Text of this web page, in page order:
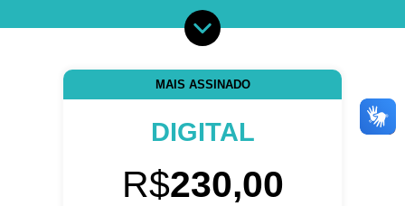
MAIS ASSINADO
DIGITAL
R$230,00